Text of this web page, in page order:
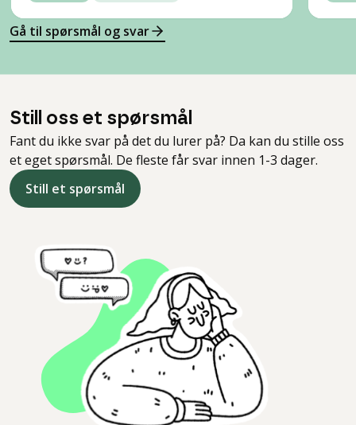
Gå til spørsmål og svar
Still oss et spørsmål
Fant du ikke svar på det du lurer på? Da kan du stille oss
et eget spørsmål. De fleste får svar innen 1-3 dager.
Still et spørsmål